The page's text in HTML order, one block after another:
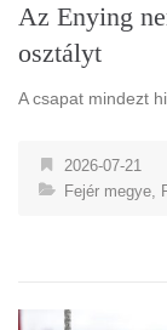
Az Enying
osztályt
A csapat mindezt
2026-07-21
Fejér megye,